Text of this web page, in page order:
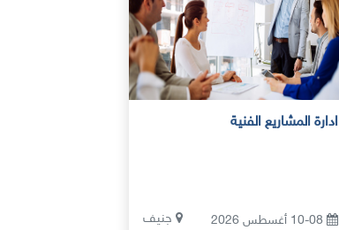
ادارة المشاريع الفنية
10-08 أغسطس 2026
جنيف